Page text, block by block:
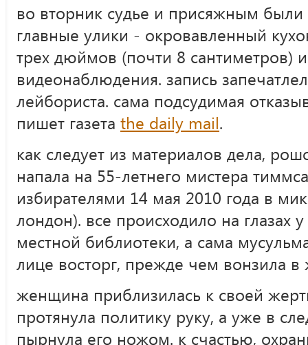
во вторник судье и присяжным
главные улики - окровавленный
трех дюймов (почти 8 сантиметров)
видеонаблюдения. запись
лейбориста. сама подсудимая
пишет газета the daily mail.
как следует из материалов дела,
напала на 55-летнего мистера
избирателями 14 мая 2010 года в
лондон). все происходило на глазах
местной библиотеки, а сама
лице восторг, прежде чем вонзила
женщина приблизилась к своей
протянула политику руку, а уже в
пырнула его ножом. к счастью,